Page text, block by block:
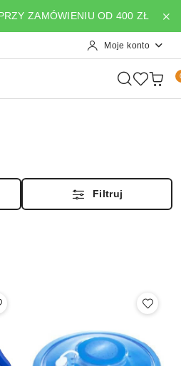
ZAMÓWIENIU OD 400 ZŁ
Moje konto
Filtruj